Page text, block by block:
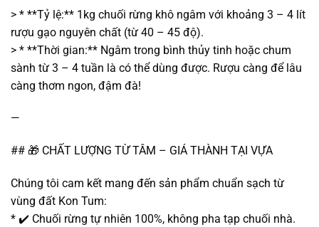
> * **Tỷ lệ:** 1kg chuối rừng khô ngâm với khoảng 3 – 4 lít
rượu gạo nguyên chất (từ 40 – 45 độ).
> * **Thời gian:** Ngâm trong bình thủy tinh hoặc chum
sành từ 3 – 4 tuần là có thể dùng được. Rượu càng để lâu
càng thơm ngon, đậm đà!
—
## 🎁 CHẤT LƯỢNG TỪ TÂM – GIÁ THÀNH TẠI VỰA
Chúng tôi cam kết mang đến sản phẩm chuẩn sạch từ
vùng đất Kon Tum:
* ✔️ Chuối rừng tự nhiên 100%, không pha tạp chuối nhà.